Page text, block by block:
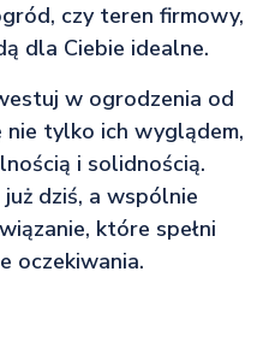
czy teren firmowy,
dla Ciebie idealne.
w ogrodzenia od
nie tylko ich wyglądem,
i solidnością.
dziś, a wspólnie
które spełni
oczekiwania.